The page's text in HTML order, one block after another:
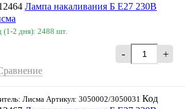
Лампа накаливания Б Е27 230В
(1-2 дня): 2488 шт.
- +
Лисма Артикул: 3050002/3050031 Код